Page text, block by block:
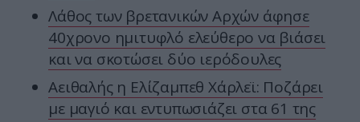
Λάθος των βρετανικών Αρχών άφησε
40χρονο ημιτυφλό ελεύθερο να βιάσει
και να σκοτώσει δύο ιερόδουλες
Αειθαλής η Ελίζαμπεθ Χάρλεϊ: Ποζάρει
με μαγιό και εντυπωσιάζει στα 61 της